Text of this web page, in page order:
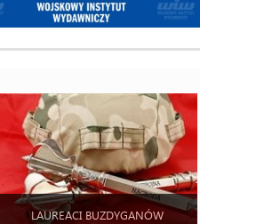
LAUREACI BUZDYGANÓW